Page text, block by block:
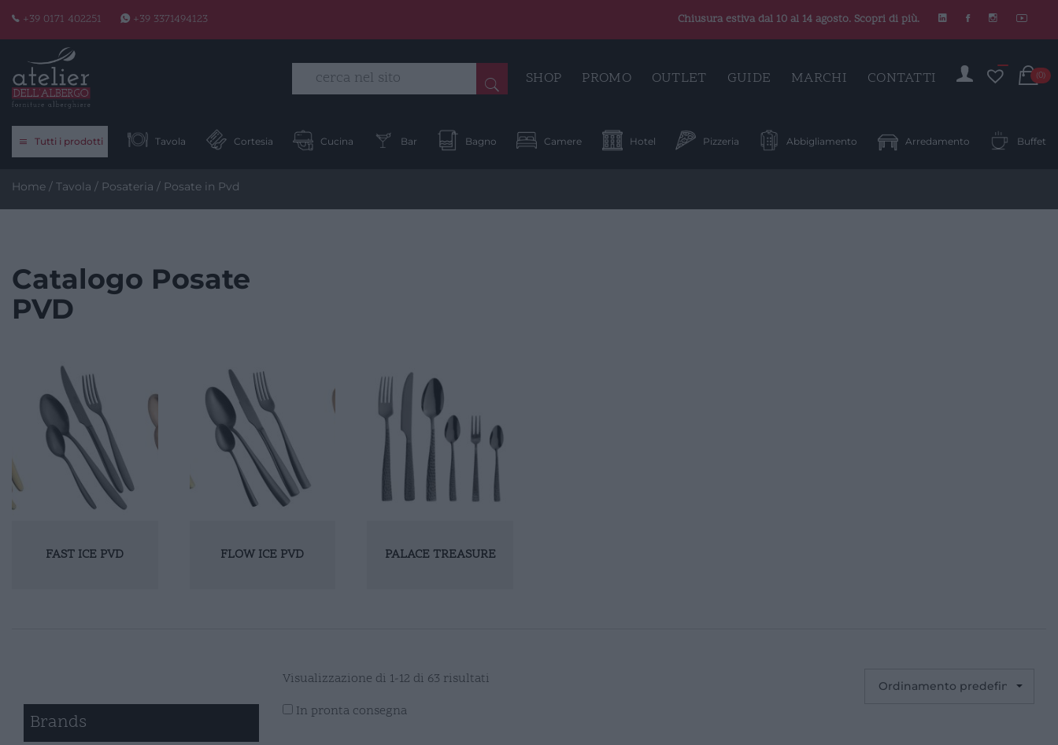
content
+39 0171 402251 +39 3371494123 Chiusura estiva dal 10 al 14 agosto. Scopri di più.
SHOP PROMO OUTLET GUIDE MARCHI CONTATTI (0)
Tutti i prodotti Tavola Cortesia Cucina Bar Bagno Camere Hotel Pizzeria Abbigliamento Arredamento Buffet
Home / Tavola / Posateria / Posate in Pvd
Catalogo Posate
PVD
FAST ICE PVD FLOW ICE PVD PALACE TREASURE
Visualizzazione di 1-12 di 63 risultati
In pronta consegna
Brands